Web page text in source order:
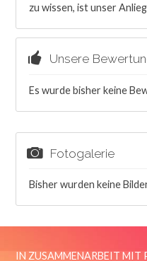
zu wissen, ist unser
Unsere
Es wurde bisher keine
Fotogalerie
Bisher wurden keine
IN ZUSAMMENARBEIT MIT